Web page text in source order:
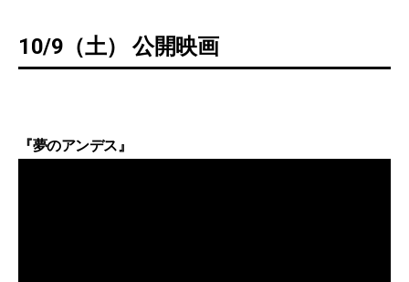
10/9（土） 公開映画
『夢のアンデス』